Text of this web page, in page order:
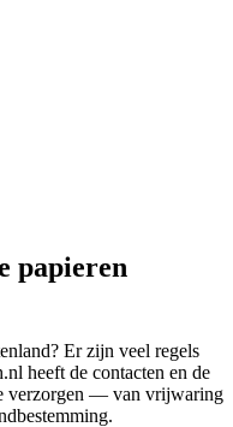
papieren
Er zijn veel regels
heeft de contacten en de
verzorgen — van vrijwaring